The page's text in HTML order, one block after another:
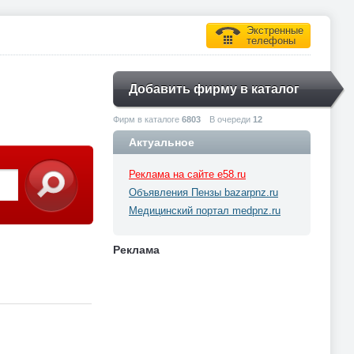
Экстренные
телефоны
Добавить фирму в каталог
Фирм в каталоге 6803 В очереди 12
Актуальное
Реклама на сайте e58.ru
Объявления Пензы bazarpnz.ru
Медицинский портал medpnz.ru
Реклама